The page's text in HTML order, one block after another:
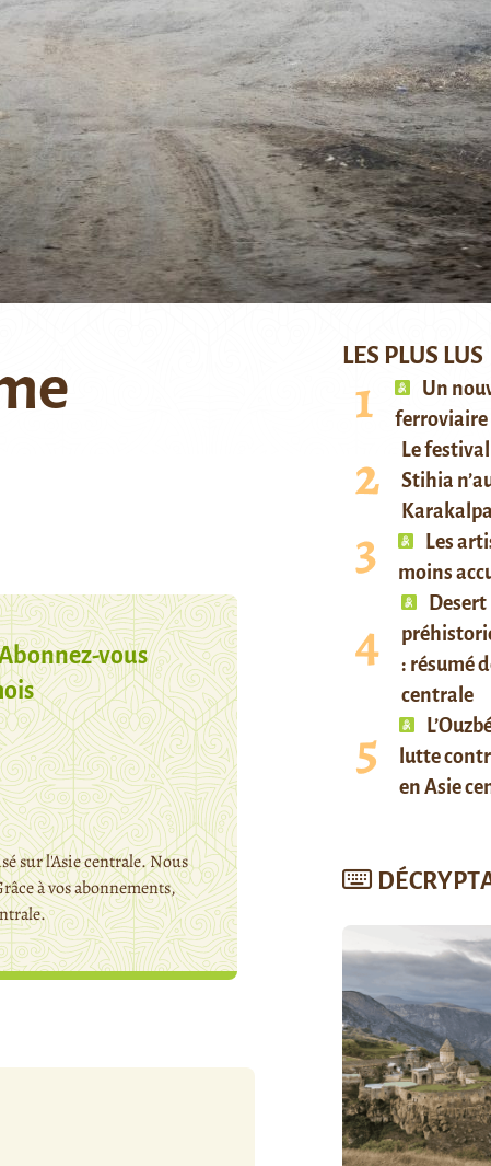
vous
sur l'Asie centrale. Nous
à vos abonnements,
LES PLUS LUS
Un
Le
Stihia
Les
moins
: résumé
centrale
lutte
en Asie